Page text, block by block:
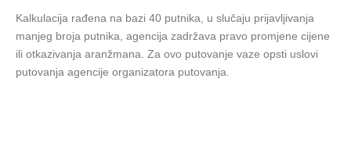
Kalkulacija rađena na bazi 40 putnika, u slučaju prijavljivanja
manjeg broja putnika, agencija zadržava pravo promjene cijene
ili otkazivanja aranžmana. Za ovo putovanje vaze opsti uslovi
putovanja agencije organizatora putovanja.